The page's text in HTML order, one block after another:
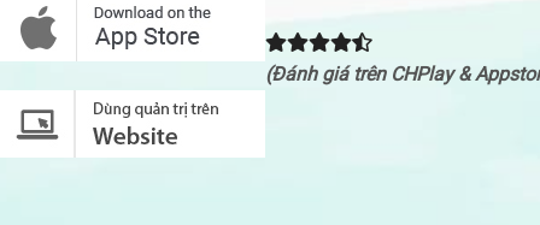
(Đánh giá trên CHPlay &